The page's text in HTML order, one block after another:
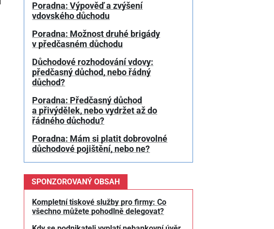
Poradna: Výpověď a zvýšení
vdovského důchodu
Poradna: Možnost druhé brigády
v předčasném důchodu
Důchodové rozhodování vdovy:
předčasný důchod, nebo řádný
důchod?
Poradna: Předčasný důchod
a přivýdělek, nebo vydržet až do
řádného důchodu?
Poradna: Mám si platit dobrovolné
důchodové pojištění, nebo ne?
SPONZOROVANÝ OBSAH
Kompletní tiskové služby pro firmy: Co
všechno můžete pohodlně delegovat?